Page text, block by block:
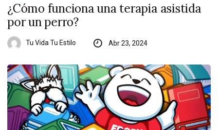
¿Cómo funciona una terapia asistida
por un perro?
Tu Vida Tu Estilo Abr 23, 2024